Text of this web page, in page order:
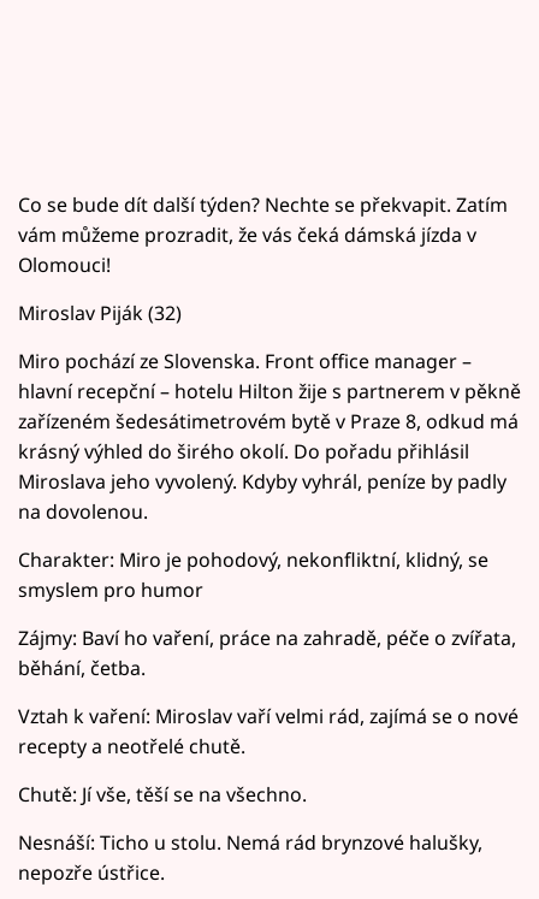
Co se bude dít další týden? Nechte se překvapit. Zatím
vám můžeme prozradit, že vás čeká dámská jízda v
Olomouci!
Miroslav Piják (32)
Miro pochází ze Slovenska. Front office manager –
hlavní recepční – hotelu Hilton žije s partnerem v pěkně
zařízeném šedesátimetrovém bytě v Praze 8, odkud má
krásný výhled do širého okolí. Do pořadu přihlásil
Miroslava jeho vyvolený. Kdyby vyhrál, peníze by padly
na dovolenou.
Charakter: Miro je pohodový, nekonfliktní, klidný, se
smyslem pro humor
Zájmy: Baví ho vaření, práce na zahradě, péče o zvířata,
běhání, četba.
Vztah k vaření: Miroslav vaří velmi rád, zajímá se o nové
recepty a neotřelé chutě.
Chutě: Jí vše, těší se na všechno.
Nesnáší: Ticho u stolu. Nemá rád brynzové halušky,
nepozře ústřice.